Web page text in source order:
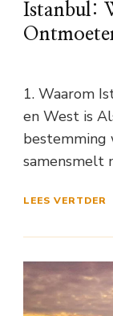
Istanbul:
1. Waarom
en West is
bestemming
samensmelt
LEES VERTDER